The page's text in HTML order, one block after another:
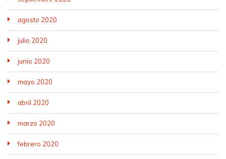
agosto 2020
julio 2020
junio 2020
mayo 2020
abril 2020
marzo 2020
febrero 2020